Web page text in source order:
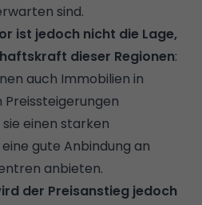
sind.
ist jedoch nicht die Lage,
dieser Regionen:
auch Immobilien in
Preissteigerungen
einen starken
gute Anbindung an
anbieten.
der Preisanstieg jedoch